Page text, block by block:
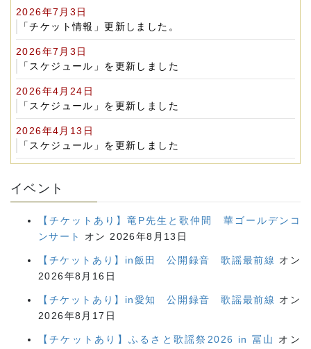
k
2026年7月3日
「チケット情報」更新しました。
2026年7月3日
「スケジュール」を更新しました
2026年4月24日
「スケジュール」を更新しました
2026年4月13日
「スケジュール」を更新しました
イベント
【チケットあり】竜P先生と歌仲間 華ゴールデンコ
ンサート
オン 2026年8月13日
【チケットあり】in飯田 公開録音 歌謡最前線 オン
2026年8月16日
【チケットあり】in愛知 公開録音 歌謡最前線 オン
2026年8月17日
【チケットあり】ふるさと歌謡祭2026 in 冨山
オン